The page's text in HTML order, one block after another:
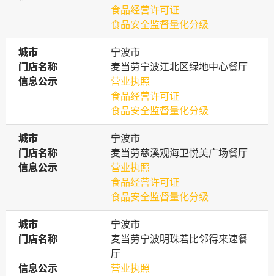
食品经营许可证
食品安全监督量化分级
城市
城市
宁波市
门店名称
门店名称
麦当劳宁波江北区绿地中心餐厅
信息公示
信息公示
营业执照
食品经营许可证
食品安全监督量化分级
城市
城市
宁波市
门店名称
门店名称
麦当劳慈溪观海卫悦美广场餐厅
信息公示
信息公示
营业执照
食品经营许可证
食品安全监督量化分级
城市
城市
宁波市
门店名称
门店名称
麦当劳宁波明珠若比邻得来速餐
厅
信息公示
信息公示
营业执照